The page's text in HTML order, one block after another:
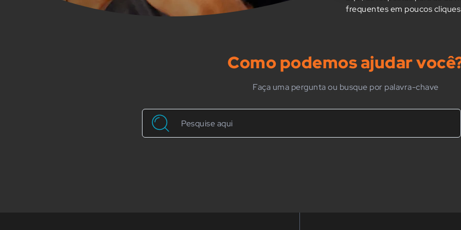
frequentes em poucos
Como podemos ajudar
Faça uma pergunta ou busque por palavra-chave